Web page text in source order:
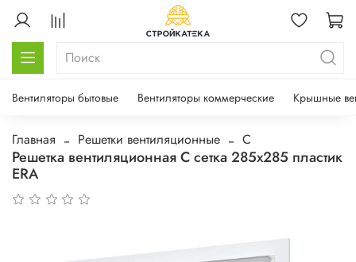
Вентиляторы бытовые Вентиляторы коммерческие Крышные
Главная Решетки вентиляционные С
Решетка вентиляционная С сетка 285х285 пластик
ERA